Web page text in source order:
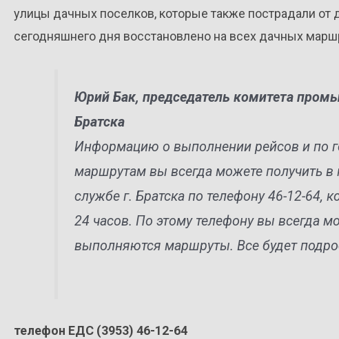
улицы дачных поселков, которые также пострадали
сегодняшнего дня восстановлено на всех дачных
Юрий Бак, председатель комитета
Братска
Информацию о выполнении рейсов и по
маршрутам вы всегда можете получить
службе г. Братска по телефону 46-12-64,
24 часов. По этому телефону вы всегда
выполняются маршруты. Все будет
телефон ЕДС (3953) 46-12-64